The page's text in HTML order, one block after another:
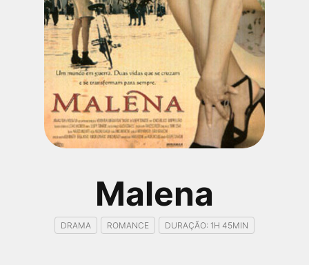
Malena
DRAMA ROMANCE DURAÇÃO: 1H 45MIN
PÁGINA INICIAL
FilmesNoCinema.com.bré o maior localizador de filmes e
sessões de cinema no Brasil. Através dele, você pode
encontrar os filmes no cinema mais próximos a você ou a
qualquer cidade em território brasileiro. Você pode também
acessar informações sobre cinemas, horários, assistir aos
trailers e muito mais.